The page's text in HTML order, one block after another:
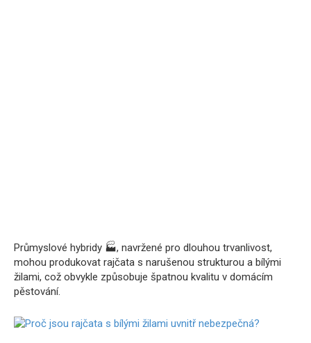
Průmyslové hybridy 🏭, navržené pro dlouhou trvanlivost,
mohou produkovat rajčata s narušenou strukturou a bílými
žilami, což obvykle způsobuje špatnou kvalitu v domácím
pěstování.